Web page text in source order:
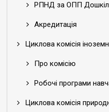
РПНД за ОПП
Акредитація
Циклова комісія
Про комісію
Робочі програми
Циклова комісія